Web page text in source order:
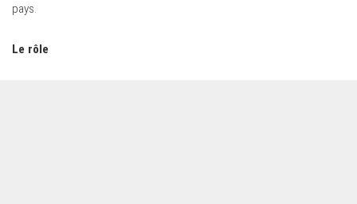
pays.
Le rôle